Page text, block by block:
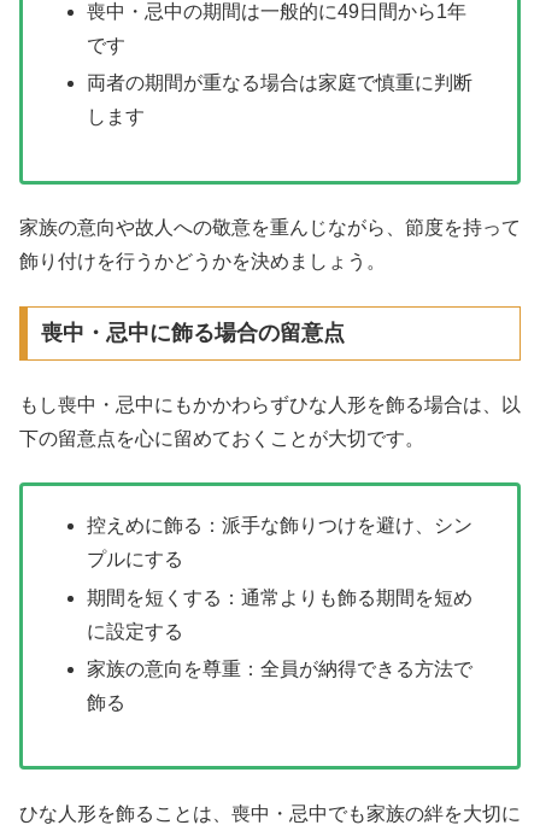
喪中・忌中の期間は一般的に49日間から1年
です
両者の期間が重なる場合は家庭で慎重に判断
します
家族の意向や故人への敬意を重んじながら、節度を持って
飾り付けを行うかどうかを決めましょう。
喪中・忌中に飾る場合の留意点
もし喪中・忌中にもかかわらずひな人形を飾る場合は、以
下の留意点を心に留めておくことが大切です。
控えめに飾る：派手な飾りつけを避け、シン
プルにする
期間を短くする：通常よりも飾る期間を短め
に設定する
家族の意向を尊重：全員が納得できる方法で
飾る
ひな人形を飾ることは、喪中・忌中でも家族の絆を大切に